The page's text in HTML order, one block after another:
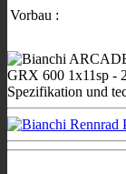
Vorbau :